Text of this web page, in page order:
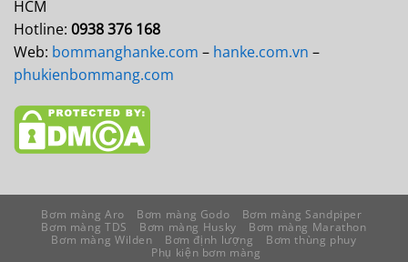
HCM
Hotline: 0938 376 168
Web: bommanghanke.com – hanke.com.vn –
phukienbommang.com
Bơm màng Aro Bơm màng Godo
Bơm màng Sandpiper
Bơm màng TDS
Bơm màng Husky
Bơm màng Marathon
Bơm màng Wilden
Bơm định lượng
Bơm thùng phuy
Phụ kiện bơm màng